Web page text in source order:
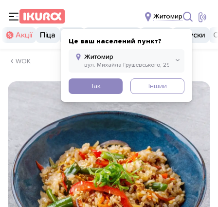
Житомир
Це ваш населений пункт?
Так Інший
Акції Піца Закуски
WOK